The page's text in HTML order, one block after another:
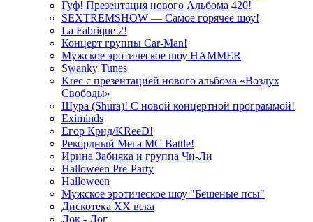
Гуф! Презентация нового Альбома 420!
SEXTREMSHOW — Самое горячее шоу!
La Fabrique 2!
Концерт группы Car-Man!
Мужское эротическое шоу HAMMER
Swanky Tunes
Krec с презентацией нового альбома «Воздух
Свободы»
Шура (Shura)! С новой концертной программой!
Eximinds
Егор Крид/KReeD!
Рекордный Мега МС Battle!
Ирина Забияка и группа Чи-Ли
Halloween Pre-Party
Halloween
Мужское эротическое шоу "Бешеные псы"
Дискотека ХХ века
Лок - Дог